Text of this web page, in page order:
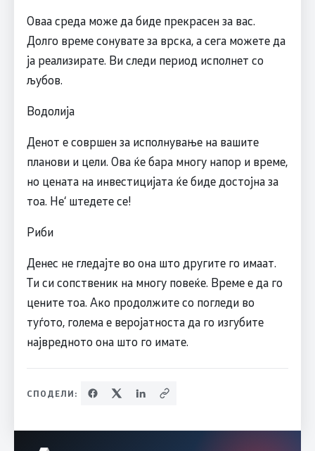
Оваа среда може да биде прекрасен за вас.
Долго време сонувате за врска, а сега можете да
ја реализирате. Ви следи период исполнет со
љубов.
Водолија
Денот е совршен за исполнување на вашите
планови и цели. Ова ќе бара многу напор и време,
но цената на инвестицијата ќе биде достојна за
тоа. Не‘ штедете се!
Риби
Денес не гледајте во она што другите го имаат.
Ти си сопственик на многу повеќе. Време е да го
цените тоа. Ако продолжите со погледи во
туѓото, голема е веројатноста да го изгубите
највредното она што го имате.
СПОДЕЛИ: